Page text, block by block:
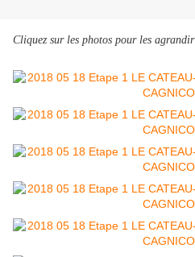
Cliquez sur les photos pour les agrandir